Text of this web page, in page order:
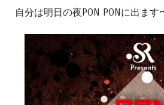
自分は明日の夜PON PONに出ます